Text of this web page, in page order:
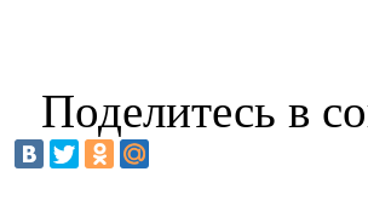
Поделитесь в